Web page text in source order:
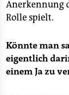
Anerkennung
Rolle spielt.
Könnte man
eigentlich
einem Ja zu